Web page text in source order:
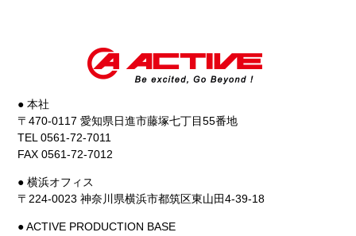
● 本社
〒470-0117 愛知県日進市藤塚七丁目55番地
TEL 0561-72-7011
FAX 0561-72-7012
● 横浜オフィス
〒224-0023 神奈川県横浜市都筑区東山田4-39-18
● ACTIVE PRODUCTION BASE